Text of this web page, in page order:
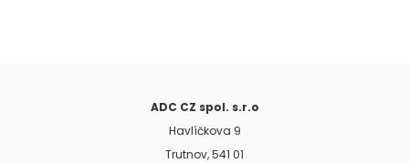
ADC CZ spol. s.r.o
Havlíčkova 9
Trutnov, 541 01